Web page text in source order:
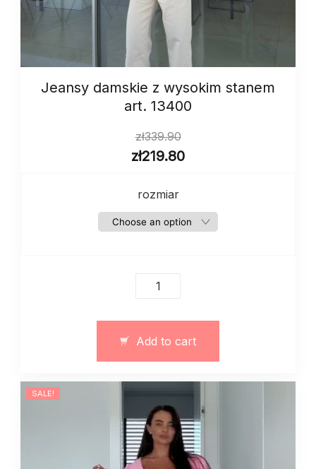
Jeansy damskie z wysokim stanem
art. 13400
zł339.90
zł219.80
rozmiar
Jeansy
stanem
art.
13400
Add to cart
SALE!